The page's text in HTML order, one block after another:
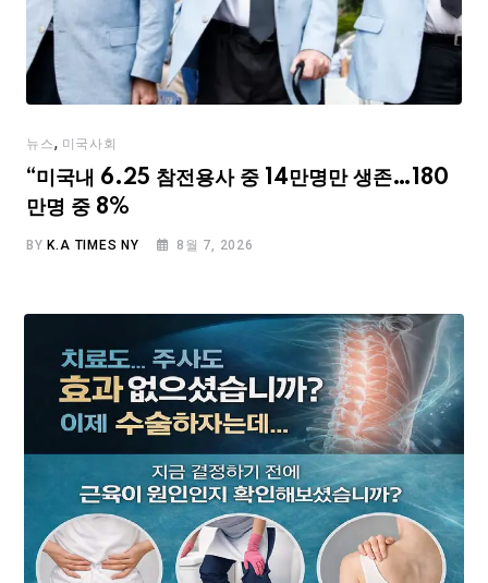
뉴스, 미국사회
“미국내 6.25 참전용사 중 14만명만 생존…180
만명 중 8%
BY K.A TIMES NY 8월 7, 2026